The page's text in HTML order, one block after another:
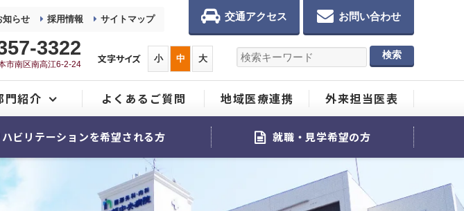
知らせ 採用情報 サイトマップ 交通アクセス お問い合わせ
3322
市南区南高江6-2-24 文字サイズ 小 中 大
門紹介
外科
科
科
よくあるご質問 地域医療連携 外来担当医表
ハビリテーションを希望される方 就職・見学希望の方